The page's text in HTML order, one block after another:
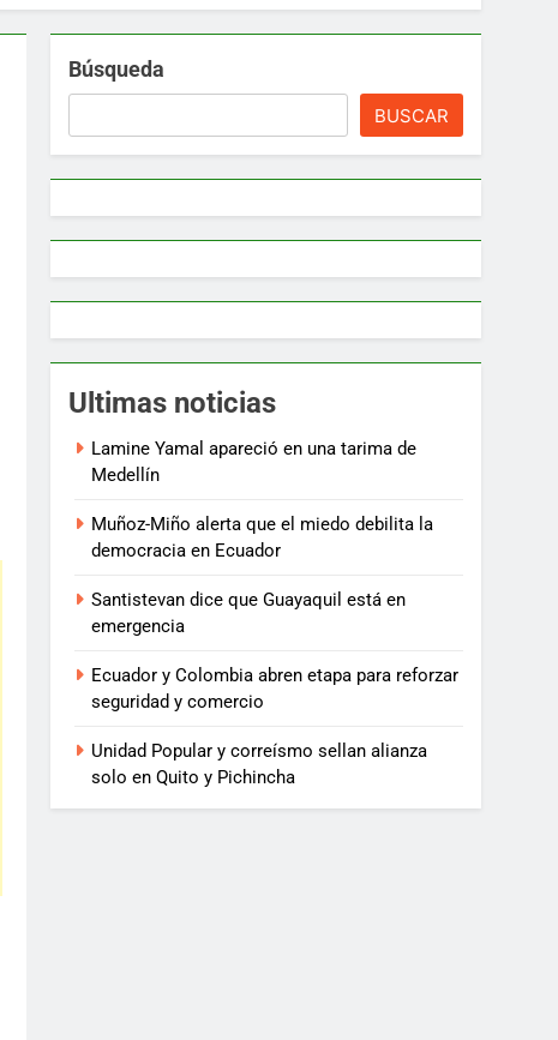
Búsqueda
BUSCAR
Ultimas noticias
Lamine Yamal apareció en una tarima de
Medellín
Muñoz-Miño alerta que el miedo debilita la
democracia en Ecuador
Santistevan dice que Guayaquil está en
emergencia
Ecuador y Colombia abren etapa para reforzar
seguridad y comercio
Unidad Popular y correísmo sellan alianza
solo en Quito y Pichincha